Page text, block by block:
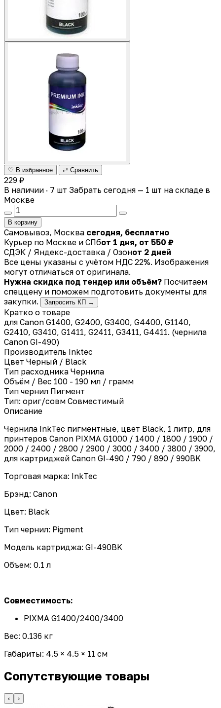
♡ В избранное ⇄ Сравнить
229 ₽
В наличии · 7 шт Забрать сегодня — 1 шт на складе в
Москве
В корзину
Самовывоз, Москва сегодня, бесплатно
Курьер по Москве и СПбот 1 дня, от 550 ₽
СДЭК / Яндекс-доставка / Озонот 2 дней
Все цены указаны с учётом НДС 22%. Изображения
могут отличаться от оригинала.
Нужна скидка под тендер или объём? Посчитаем
спеццену и поможем подготовить документы для
закупки.
Запросить КП →
Кратко о товаре
для Canon G1400, G2400, G3400, G4400, G1140,
G2410, G3410, G1411, G2411, G3411, G4411. (чернила
Canon GI-490)
Производитель Inktec
Цвет Черный / Black
Тип расходника Чернила
Объём / Вес 100 - 190 мл / грамм
Тип чернил Пигмент
Тип: ориг/совм Совместимый
Описание
Чернила InkTec пигментные, цвет Black, 1 литр, для
принтеров Canon PIXMA G1000 / 1400 / 1800 / 1900 /
2000 / 2400 / 2800 / 2900 / 3000 / 3400 / 3800 / 3900,
для картриджей Canon GI-490 / 790 / 890 / 990BK
Торговая марка: InkTec
Брэнд: Canon
Цвет: Black
Тип чернил: Pigment
Модель картриджа: GI-490BK
Объем: 0.1 л
Совместимость:
PIXMA G1400/2400/3400
Вес: 0.136 кг
Габариты: 4.5 × 4.5 × 11 см
Сопутствующие товары
‹ ›